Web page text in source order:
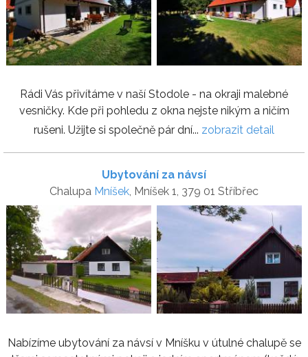
Rádi Vás přivítáme v naší Stodole - na okraji malebné
vesničky. Kde při pohledu z okna nejste nikým a ničím
rušeni. Užijte si společně pár dní... zobrazit detail
Ubytování za návsí
Chalupa Mníšek, Mníšek 1, 379 01 Stříbřec
Nabízíme ubytování za návsí v Mníšku v útulné chalupě se